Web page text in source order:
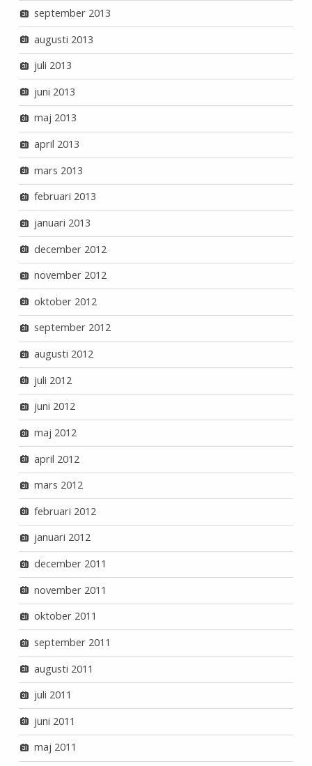
september 2013
augusti 2013
juli 2013
juni 2013
maj 2013
april 2013
mars 2013
februari 2013
januari 2013
december 2012
november 2012
oktober 2012
september 2012
augusti 2012
juli 2012
juni 2012
maj 2012
april 2012
mars 2012
februari 2012
januari 2012
december 2011
november 2011
oktober 2011
september 2011
augusti 2011
juli 2011
juni 2011
maj 2011